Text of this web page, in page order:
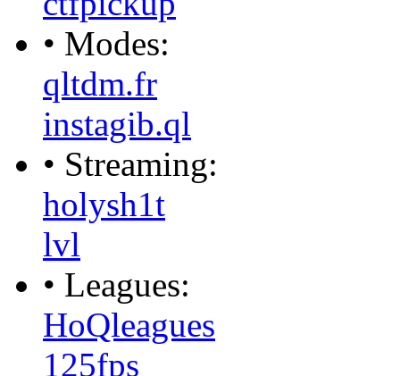
• Modes:
qltdm.fr
instagib.ql
• Streaming:
holysh1t
lvl
• Leagues:
HoQleagues
125fps